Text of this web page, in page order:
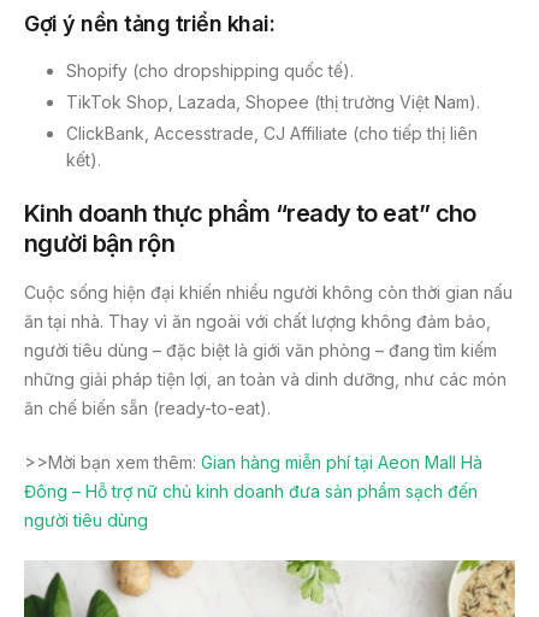
Gợi ý nền tảng triển khai:
Shopify (cho dropshipping quốc tế).
TikTok Shop, Lazada, Shopee (thị trường Việt Nam).
ClickBank, Accesstrade, CJ Affiliate (cho tiếp thị liên
kết).
Kinh doanh thực phẩm “ready to eat” cho
người bận rộn
Cuộc sống hiện đại khiến nhiều người không còn thời gian nấu
ăn tại nhà. Thay vì ăn ngoài với chất lượng không đảm bảo,
người tiêu dùng – đặc biệt là giới văn phòng – đang tìm kiếm
những giải pháp tiện lợi, an toàn và dinh dưỡng, như các món
ăn chế biến sẵn (ready-to-eat).
>>Mời bạn xem thêm: Gian hàng miễn phí tại Aeon Mall Hà
Đông – Hỗ trợ nữ chủ kinh doanh đưa sản phẩm sạch đến
người tiêu dùng